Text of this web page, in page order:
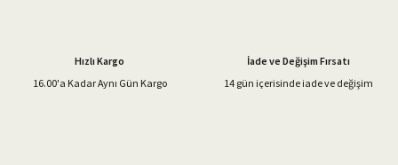
Ürün bilgilerinde hatalar bulunuyor.
Hızlı Kargo
16.00'a Kadar Aynı Gün Kargo
İade ve Değişim Fırsatı
14 gün içerisinde iade ve değişim